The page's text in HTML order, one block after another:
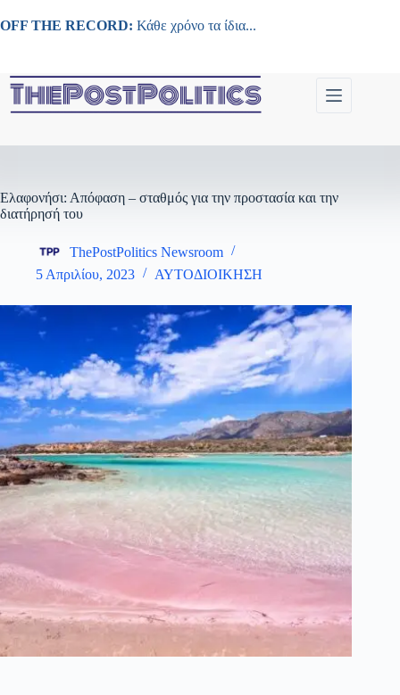
στο
OFF THE RECORD: Κάθε χρόνο τα ίδια...
Ελαφονήσι: Απόφαση – σταθμός για την προστασία και την
διατήρησή του
ThePostPolitics Newsroom
5 Απριλίου, 2023
ΑΥΤΟΔΙΟΙΚΗΣΗ